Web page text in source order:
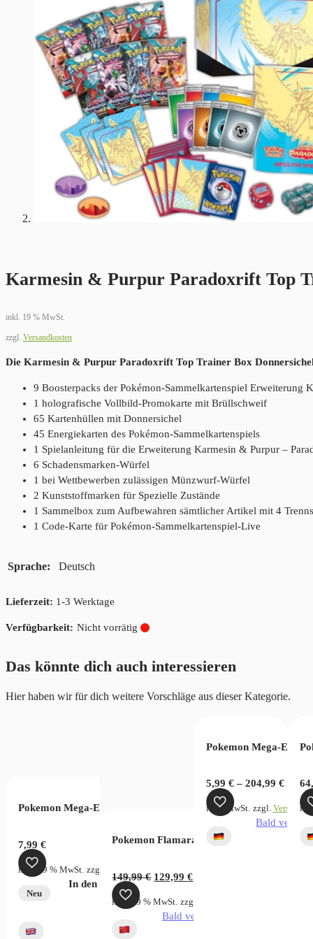
Karmesin & Purpur Paradoxrift Top
inkl. 19 % MwSt.
zzgl. Versandkosten
Die Karmesin & Purpur Paradoxrift Top Trainer Box
9 Boosterpacks der Pokémon-Sammelkartenspiel Erweiterung
1 holografische Vollbild-Promokarte mit Brüllschweif
65 Kartenhüllen mit Donnersichel
45 Energiekarten des Pokémon-Sammelkartenspiels
1 Spielanleitung für die Erweiterung Karmesin & Purpur –
6 Schadensmarken-Würfel
1 bei Wettbewerben zulässigen Münzwurf-Würfel
2 Kunststoffmarken für Spezielle Zustände
1 Sammelbox zum Aufbewahren sämtlicher Artikel mit 4
1 Code-Karte für Pokémon-Sammelkartenspiel-Live
Sprache Deutsch
Lieferzeit: 1-3 Werktage
Nicht vorrätig
Das könnte dich auch interessieren
Hier haben wir für dich weitere Vorschläge aus dieser Kategorie.
& Schild Silberne Sturmwinde Booster
Pokemon Mega-Evolution Pitch Black Sleeved Booster
7,99€
inkl. 19 % MwSt. zzgl.
In den Warenkorb
Neu
Pokemon Flamara Gift Box set
149,99€ Ursprünglicher
war:
149,99 €
129,99€Aktueller
ist:
129,99 €.
inkl. 19 % MwSt. zzgl.
Bald verfügbar
Pokemon Mega-
5,99 €– 204,99 €
inkl. MwSt. zzgl.
Bald